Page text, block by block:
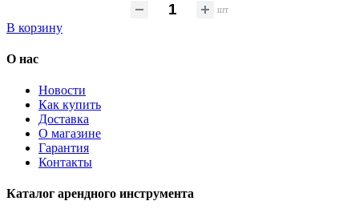
шт
В корзину
О нас
Новости
Как купить
Доставка
О магазине
Гарантия
Контакты
Каталог арендного инструмента